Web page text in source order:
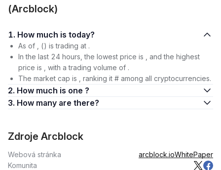
(Arcblock)
1. How much is today?
As of , () is trading at .
In the last 24 hours, the lowest price is , and the highest
price is , with a trading volume of .
The market cap is , ranking it # among all cryptocurrencies.
2. How much is one ?
3. How many are there?
Zdroje Arcblock
Webová stránka arcblock.ioWhitePaper
Komunita